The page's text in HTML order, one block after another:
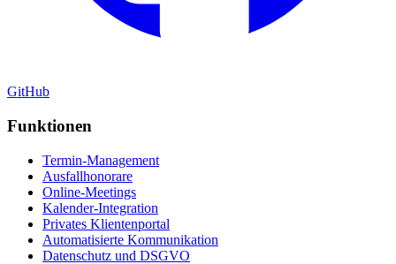
GitHub
Funktionen
Termin-Management
Ausfallhonorare
Online-Meetings
Kalender-Integration
Privates Klientenportal
Automatisierte Kommunikation
Datenschutz und DSGVO